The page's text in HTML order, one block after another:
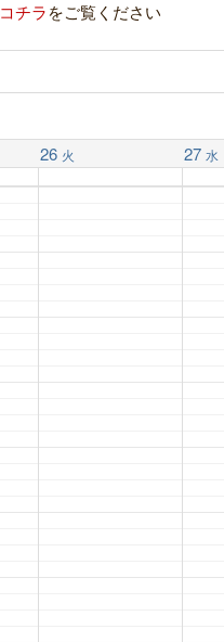
コチラ をご覧ください
26 火 27 水